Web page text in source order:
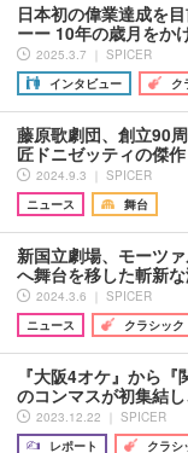
日本初の偉業達成を
ーー 10年の歳月をか
2025.3.7 ｜ SPICER
インタビュー
ク
藤原歌劇団、創立90
匠ドニゼッティの傑
2024.9.3 ｜ SPICER
ニュース
舞台
新国立劇場、モーツ
へ舞台を移した斬新
2024.3.6 ｜ SPICER
ニュース
クラシック
『大阪4オケ』から
のコンマスが初集結
2023.12.22 ｜ SPICER
レポート
クラシ